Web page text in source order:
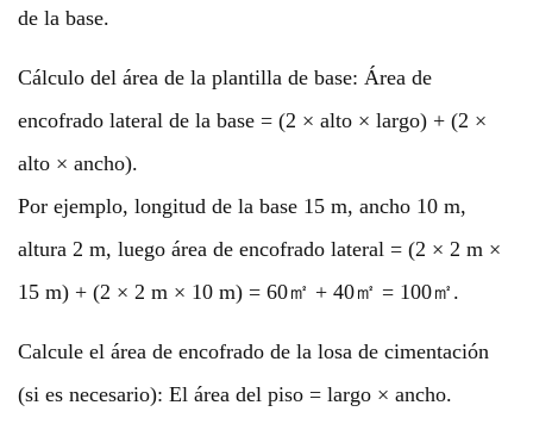
de la base.
Cálculo del área de la plantilla de base: Área de
encofrado lateral de la base = (2 × alto × largo) + (2 ×
alto × ancho).
Por ejemplo, longitud de la base 15 m, ancho 10 m,
altura 2 m, luego área de encofrado lateral = (2 × 2 m ×
15 m) + (2 × 2 m × 10 m) = 60㎡ + 40㎡ = 100㎡.
Calcule el área de encofrado de la losa de cimentación
(si es necesario): El área del piso = largo × ancho.